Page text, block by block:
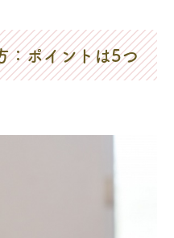
：ポイントは5つ